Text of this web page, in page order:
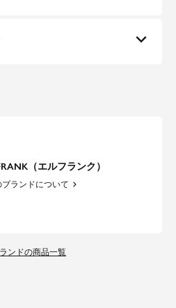
（エルフランク）
ブランドについて
ンドの商品一覧